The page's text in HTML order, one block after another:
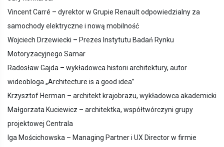
Vincent Carré – dyrektor w Grupie Renault odpowiedzialny za
samochody elektryczne i nową mobilność
Wojciech Drzewiecki – Prezes Instytutu Badań Rynku
Motoryzacyjnego Samar
Radosław Gajda – wykładowca historii architektury, autor
wideobloga „Architecture is a good idea”
Krzysztof Herman – architekt krajobrazu, wykładowca akademicki
Małgorzata Kuciewicz – architektka, współtwórczyni grupy
projektowej Centrala
Iga Mościchowska – Managing Partner i UX Director w firmie